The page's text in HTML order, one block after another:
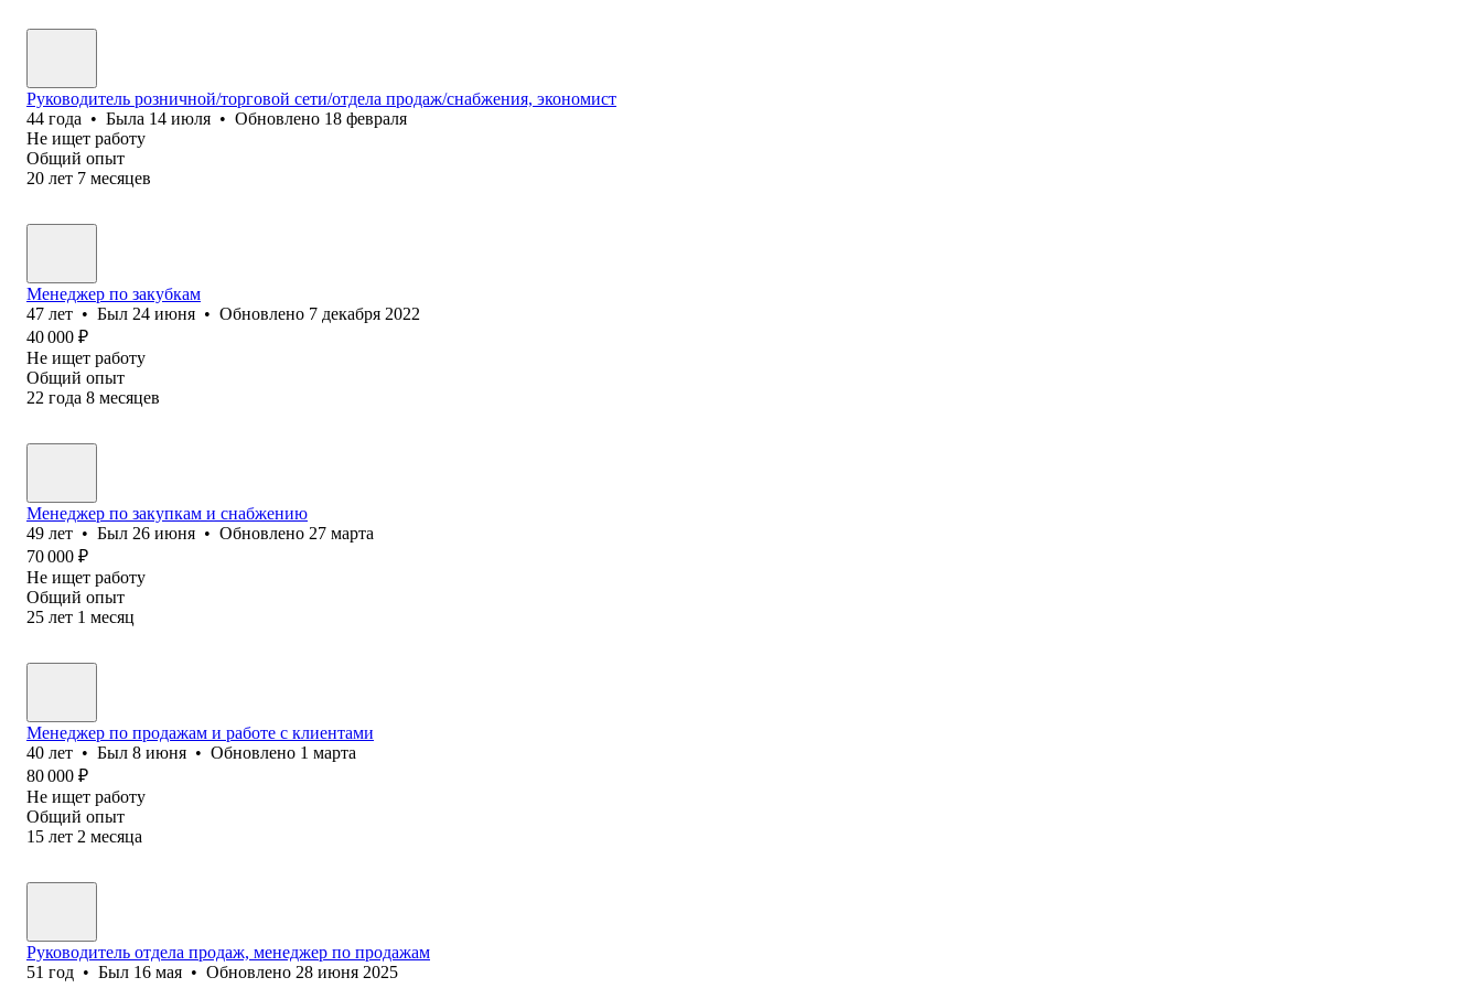
Руководитель розничной/торговой сети/отдела продаж/снабжения, экономист
44 года • Была 14 июля • Обновлено 18 февраля
Не ищет работу
Общий опыт
20 лет 7 месяцев
Менеджер по закубкам
47 лет • Был 24 июня • Обновлено 7 декабря 2022
40 000 ₽
Не ищет работу
Общий опыт
22 года 8 месяцев
Менеджер по закупкам и снабжению
49 лет • Был 26 июня • Обновлено 27 марта
70 000 ₽
Не ищет работу
Общий опыт
25 лет 1 месяц
Менеджер по продажам и работе с клиентами
40 лет • Был 8 июня • Обновлено 1 марта
80 000 ₽
Не ищет работу
Общий опыт
15 лет 2 месяца
Руководитель отдела продаж, менеджер по продажам
51 год • Был 16 мая • Обновлено 28 июня 2025